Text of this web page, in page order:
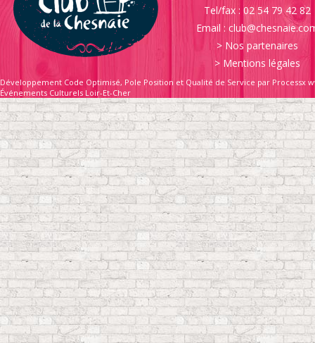
Tel/fax : 02 54 79 42 82
Email :
> Nos partenaires
> Mentions légales
Développement Code Optimisé, Pole Position et Qualité de Service par Processx
Événements Culturels Loir-Et-Cher